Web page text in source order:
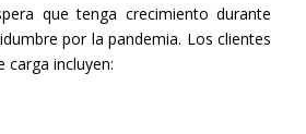
que tenga crecimiento durante
por la pandemia. Los clientes
carga incluyen: